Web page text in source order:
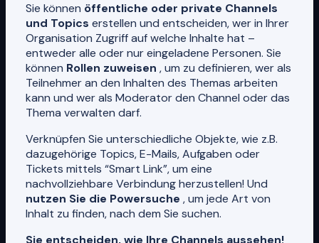
Sie können öffentliche oder private Channels
und Topics erstellen und entscheiden, wer in Ihrer
Organisation Zugriff auf welche Inhalte hat –
entweder alle oder nur eingeladene Personen. Sie
können Rollen zuweisen , um zu definieren, wer als
Teilnehmer an den Inhalten des Themas arbeiten
kann und wer als Moderator den Channel oder das
Thema verwalten darf.
Verknüpfen Sie unterschiedliche Objekte, wie z.B.
dazugehörige Topics, E-Mails, Aufgaben oder
Tickets mittels “Smart Link”, um eine
nachvollziehbare Verbindung herzustellen! Und
nutzen Sie die Powersuche , um jede Art von
Inhalt zu finden, nach dem Sie suchen.
Sie entscheiden, wie Ihre Channels aussehen!